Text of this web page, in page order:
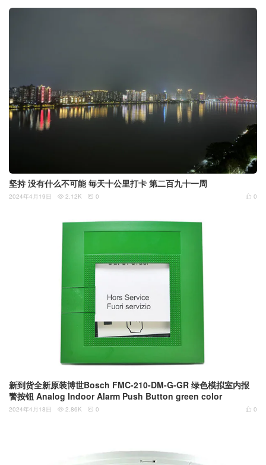
坚持 没有什么不可能 毎天十公里打卡 第二百九十一周
 0
2024年4月19日  2.12K  0
新到货全新原装博世Bosch FMC-210-DM-G-GR 绿色模拟室内报
警按钮 Analog Indoor Alarm Push Button green color
 0
2024年4月18日  2.86K  0